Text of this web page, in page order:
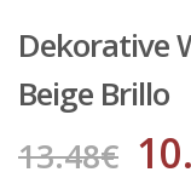
Dekorative
Beige Brillo
13.48€